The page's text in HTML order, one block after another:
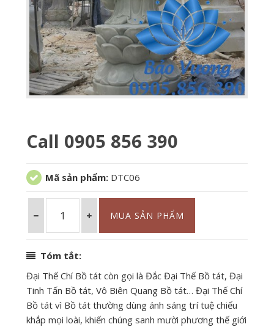
Call 0905 856 390
Mã sản phẩm: DTC06
Tóm tắt:
Đại Thế Chí Bồ tát còn gọi là Đắc Đại Thế Bồ tát, Đại
Tinh Tấn Bồ tát, Vô Biên Quang Bồ tát… Đại Thế Chí
Bồ tát vì Bồ tát thường dùng ánh sáng trí tuệ chiếu
khắp mọi loài, khiến chúng sanh mười phương thế giới